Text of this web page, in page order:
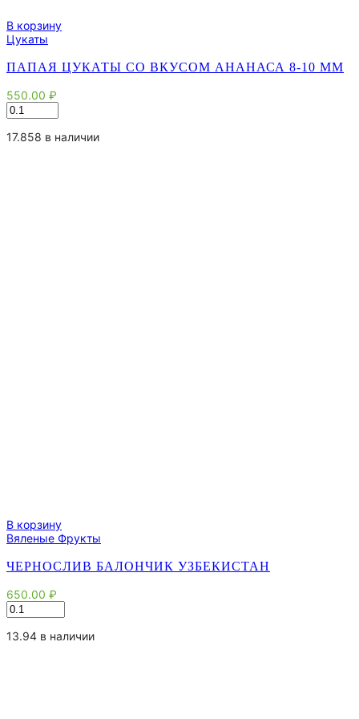
В корзину
Цукаты
ПАПАЯ ЦУКАТЫ СО ВКУСОМ АНАНАСА 8-10 ММ
550.00 ₽
Количество
товара
Папая
17.858 в наличии
В корзину
Вяленые Фрукты
ЧЕРНОСЛИВ БАЛОНЧИК УЗБЕКИСТАН
650.00 ₽
Количество
товара
Чернослив
13.94 в наличии